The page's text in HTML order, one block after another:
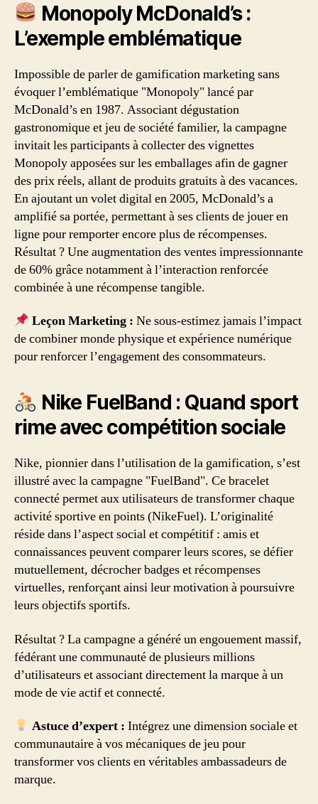
Monopoly McDonald’s :
L’exemple emblématique
Impossible de parler de gamification marketing sans
évoquer l’emblématique "Monopoly" lancé par
McDonald’s en 1987. Associant dégustation
gastronomique et jeu de société familier, la campagne
invitait les participants à collecter des vignettes
Monopoly apposées sur les emballages afin de gagner
des prix réels, allant de produits gratuits à des vacances.
En ajoutant un volet digital en 2005, McDonald’s a
amplifié sa portée, permettant à ses clients de jouer en
ligne pour remporter encore plus de récompenses.
Résultat ? Une augmentation des ventes impressionnante
de 60% grâce notamment à l’interaction renforcée
combinée à une récompense tangible.
Leçon Marketing : Ne sous-estimez jamais l’impact
de combiner monde physique et expérience numérique
pour renforcer l’engagement des consommateurs.
Nike FuelBand : Quand sport
rime avec compétition sociale
Nike, pionnier dans l’utilisation de la gamification, s’est
illustré avec la campagne "FuelBand". Ce bracelet
connecté permet aux utilisateurs de transformer chaque
activité sportive en points (NikeFuel). L’originalité
réside dans l’aspect social et compétitif : amis et
connaissances peuvent comparer leurs scores, se défier
mutuellement, décrocher badges et récompenses
virtuelles, renforçant ainsi leur motivation à poursuivre
leurs objectifs sportifs.
Résultat ? La campagne a généré un engouement massif,
fédérant une communauté de plusieurs millions
d’utilisateurs et associant directement la marque à un
mode de vie actif et connecté.
Astuce d’expert : Intégrez une dimension sociale et
communautaire à vos mécaniques de jeu pour
transformer vos clients en véritables ambassadeurs de
marque.